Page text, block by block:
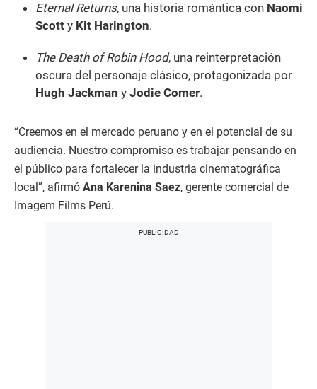
Eternal Returns, una historia romántica con Naomi
Scott y Kit Harington.
The Death of Robin Hood, una reinterpretación
oscura del personaje clásico, protagonizada por
Hugh Jackman y Jodie Comer.
“Creemos en el mercado peruano y en el potencial de su
audiencia. Nuestro compromiso es trabajar pensando en
el público para fortalecer la industria cinematográfica
local”, afirmó Ana Karenina Saez, gerente comercial de
Imagem Films Perú.